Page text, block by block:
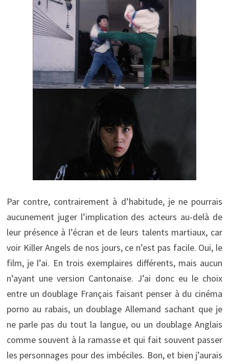
Par contre, contrairement à d’habitude, je ne pourrais
aucunement juger l’implication des acteurs au-delà de
leur présence à l’écran et de leurs talents martiaux, car
voir Killer Angels de nos jours, ce n’est pas facile. Oui, le
film, je l’ai. En trois exemplaires différents, mais aucun
n’ayant une version Cantonaise. J’ai donc eu le choix
entre un doublage Français faisant penser à du cinéma
porno au rabais, un doublage Allemand sachant que je
ne parle pas du tout la langue, ou un doublage Anglais
comme souvent à la ramasse et qui fait souvent passer
les personnages pour des imbéciles. Bon, et bien j’aurais